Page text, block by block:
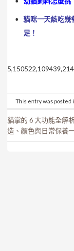
貓咪一天該吃幾
足！
This entry was posted
貓掌的 6 大功能全解
造、顏色與日常保養